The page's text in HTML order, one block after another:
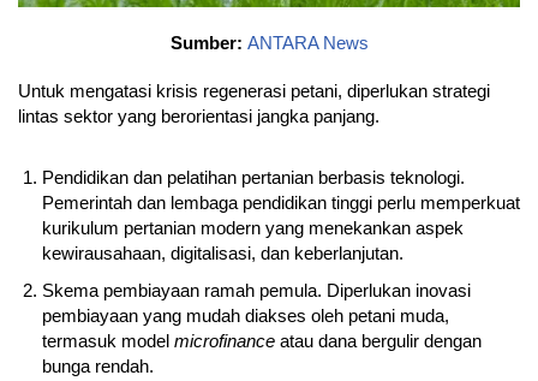
Sumber: ANTARA News
Untuk mengatasi krisis regenerasi petani, diperlukan strategi
lintas sektor yang berorientasi jangka panjang.
Pendidikan dan pelatihan pertanian berbasis teknologi.
Pemerintah dan lembaga pendidikan tinggi perlu memperkuat
kurikulum pertanian modern yang menekankan aspek
kewirausahaan, digitalisasi, dan keberlanjutan.
Skema pembiayaan ramah pemula. Diperlukan inovasi
pembiayaan yang mudah diakses oleh petani muda,
termasuk model microfinance atau dana bergulir dengan
bunga rendah.